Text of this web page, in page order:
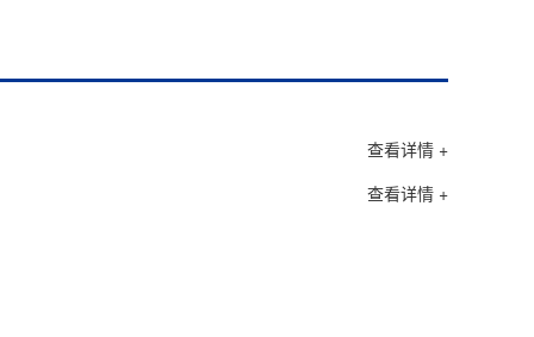
查看详情 +
查看详情 +